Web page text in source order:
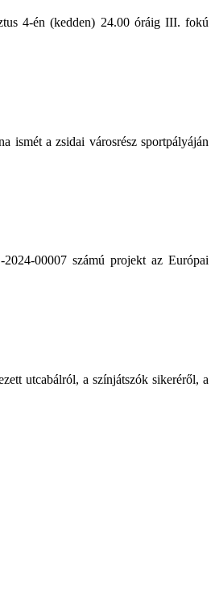
4-én (kedden) 24.00 óráig III. fokú
ismét a zsidai városrész sportpályáján
00007 számú projekt az Európai
utcabálról, a színjátszók sikeréről, a